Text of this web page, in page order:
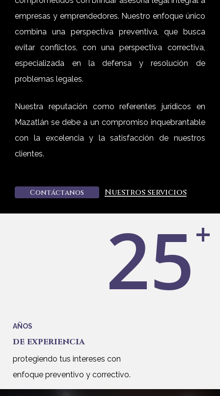
empresas y emprendedores. Nuestro enfoque único
combina una perspectiva preventiva, que busca
evitar conflictos, con una perspectiva correctiva,
especializada en la defensa y resolución de
problemas legales.
Nuestra reputación como referentes jurídicos en
Mazatlán se debe a un compromiso inquebrantable
con la excelencia y la satisfacción de nuestros
clientes.
Contáctanos Nuestros servicios
25+
AÑOS
de experiencia
protegiendo tus intereses con
enfoque preventivo y correctivo.